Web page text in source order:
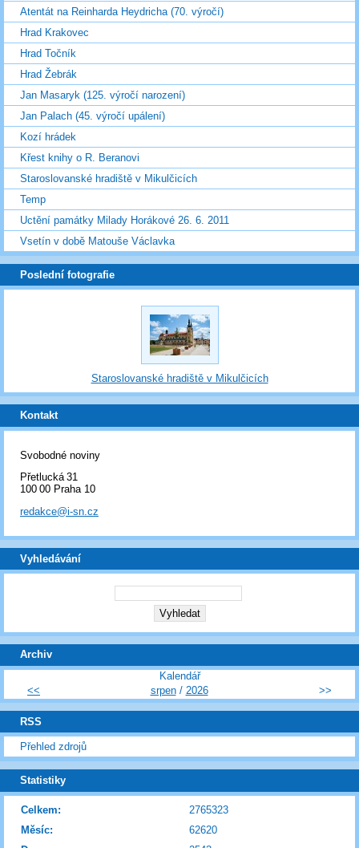
Atentát na Reinharda Heydricha (70. výročí)
Hrad Krakovec
Hrad Točník
Hrad Žebrák
Jan Masaryk (125. výročí narození)
Jan Palach (45. výročí upálení)
Kozí hrádek
Křest knihy o R. Beranovi
Staroslovanské hradiště v Mikulčicích
Temp
Uctění památky Milady Horákové 26. 6. 2011
Vsetín v době Matouše Václavka
Poslední fotografie
Staroslovanské hradiště v Mikulčicích
Kontakt
Svobodné noviny
Přetlucká 31
100 00 Praha 10
redakce@i-sn.cz
Vyhledávání
Archiv
Kalendář
<<
srpen/ 2026 >>
RSS
Přehled zdrojů
Statistiky
Celkem:
2765323
Měsíc:
62620